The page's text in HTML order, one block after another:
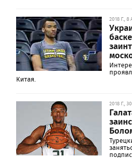
2018 Г.,
Китая.
2018 Г.,